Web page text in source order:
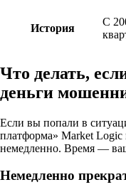
История
С
Что делать,
деньги
Если вы попали в
платформа» Market Logic
немедленно. Время —
Немедленно